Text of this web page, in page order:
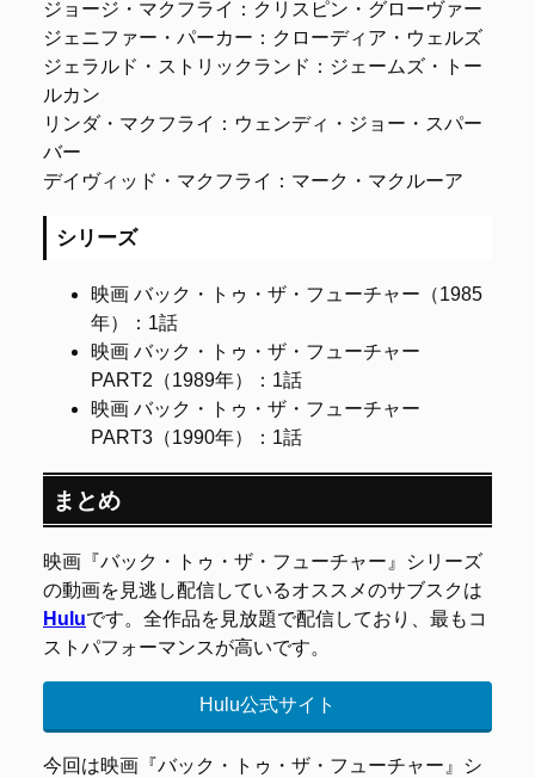
ジョージ・マクフライ：クリスピン・グローヴァー
ジェニファー・パーカー：クローディア・ウェルズ
ジェラルド・ストリックランド：ジェームズ・トー
ルカン
リンダ・マクフライ：ウェンディ・ジョー・スパー
バー
デイヴィッド・マクフライ：マーク・マクルーア
シリーズ
映画 バック・トゥ・ザ・フューチャー（1985
年）：1話
映画 バック・トゥ・ザ・フューチャー
PART2（1989年）：1話
映画 バック・トゥ・ザ・フューチャー
PART3（1990年）：1話
まとめ
映画『バック・トゥ・ザ・フューチャー』シリーズ
の動画を見逃し配信しているオススメのサブスクは
Huluです。全作品を見放題で配信しており、最もコ
ストパフォーマンスが高いです。
Hulu公式サイト
今回は映画『バック・トゥ・ザ・フューチャー』シ